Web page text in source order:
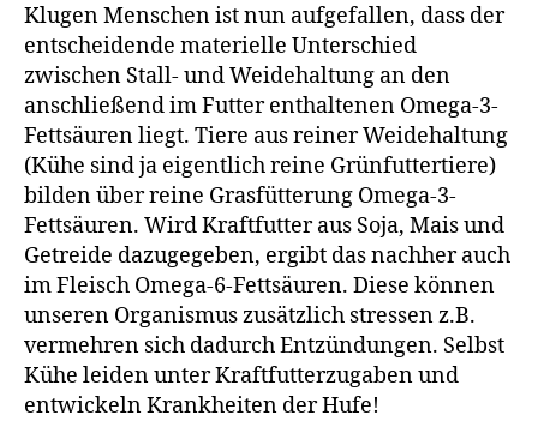
Klugen Menschen ist nun aufgefallen, dass der
entscheidende materielle Unterschied
zwischen Stall- und Weidehaltung an den
anschließend im Futter enthaltenen Omega-3-
Fettsäuren liegt. Tiere aus reiner Weidehaltung
(Kühe sind ja eigentlich reine Grünfuttertiere)
bilden über reine Grasfütterung Omega-3-
Fettsäuren. Wird Kraftfutter aus Soja, Mais und
Getreide dazugegeben, ergibt das nachher auch
im Fleisch Omega-6-Fettsäuren. Diese können
unseren Organismus zusätzlich stressen z.B.
vermehren sich dadurch Entzündungen. Selbst
Kühe leiden unter Kraftfutterzugaben und
entwickeln Krankheiten der Hufe!